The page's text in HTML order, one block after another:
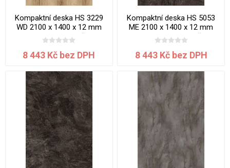
Kompaktní deska HS 3229
WD 2100 x 1400 x 12 mm
Dub Bedford jádro černé
8 443 Kč bez DPH
Kompaktní deska HS 5053
ME 2100 x 1400 x 12 mm
Mramor Karelia jádro černé
8 443 Kč bez DPH